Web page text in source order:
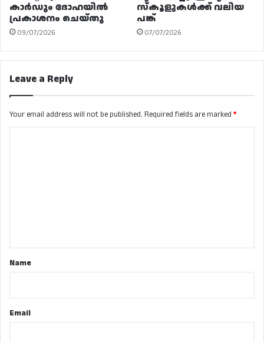
കാർഡും ദോഹയിൽ
പ്രകാശനം ചെയ്തു
09/07/2026
സ്കൂളുകൾക്ക് വലിയ
പങ്ക്
07/07/2026
Leave a Reply
Your email address will not be published. Required fields are marked *
*Name
Email